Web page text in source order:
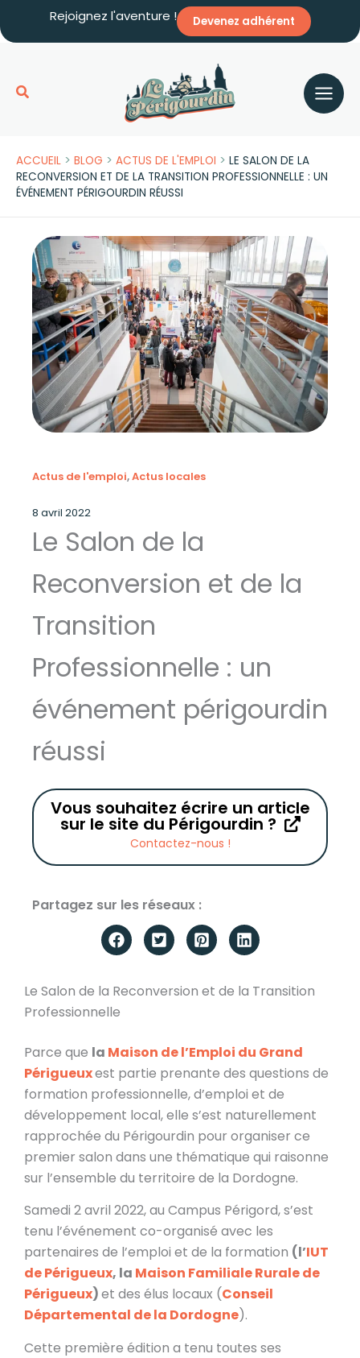
au
Rejoignez l'aventure ! Devenez adhérent
Rechercher
ACCUEIL > BLOG > ACTUS DE L'EMPLOI > LE SALON DE LA
RECONVERSION ET DE LA TRANSITION PROFESSIONNELLE : UN
ÉVÉNEMENT PÉRIGOURDIN RÉUSSI
Actus de l'emploi, Actus locales
8 avril 2022
Le Salon de la
Reconversion et de la
Transition
Professionnelle : un
événement périgourdin
réussi
Vous souhaitez écrire un article
sur le site du Périgourdin ?
Contactez-nous !
Partagez sur les réseaux :
Le Salon de la Reconversion et de la Transition
Professionnelle
Parce que la Maison de l’Emploi du Grand
Périgueuxest partie prenante des questions de
formation professionnelle, d’emploi et de
développement local, elle s’est naturellement
rapprochée du Périgourdin pour organiser ce
premier salon dans une thématique qui raisonne
sur l’ensemble du territoire de la Dordogne.
Samedi 2 avril 2022, au Campus Périgord, s’est
tenu l’événement co-organisé avec les
partenaires de l’emploi et de la formation (l’IUT
de Périgueux, la Maison Familiale Rurale de
Périgueux)et des élus locaux (Conseil
Départemental de la Dordogne).
Cette première édition a tenu toutes ses